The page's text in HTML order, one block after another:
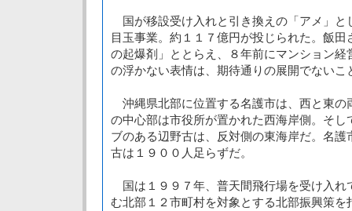
国が移設受け入れと引き換えの「アメ」と
目玉事業。約１１７億円が投じられた。飯
の起爆剤」ととらえ、８年前にマンション経
の浮かない表情は、期待通りの展開でないこ
沖縄県北部に位置する名護市は、西と東の
の中心部は市役所が置かれた西海岸側。そし
ブのある辺野古は、反対側の東海岸だ。名護
古は１９００人足らずだ。
国は１９９７年、普天間飛行場を受け入れ
む北部１２市町村を対象とする北部振興策を